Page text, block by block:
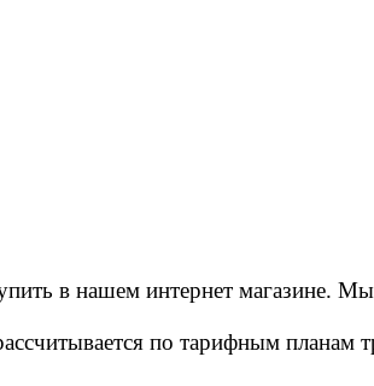
в нашем интернет магазине.
по тарифным